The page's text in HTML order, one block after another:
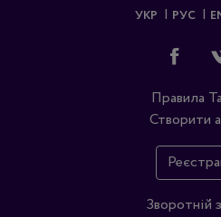
УКР РУС
Правила
Створити
Зворотній